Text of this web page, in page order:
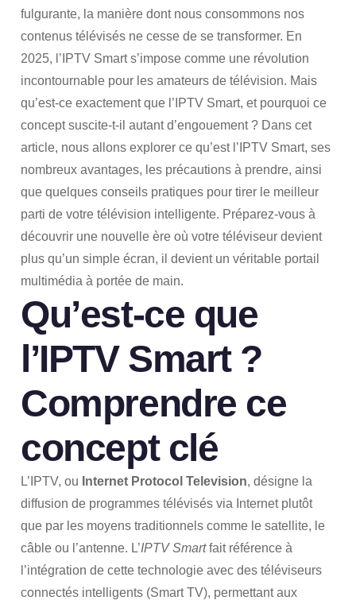
fulgurante, la manière dont nous consommons nos
contenus télévisés ne cesse de se transformer. En
2025, l’IPTV Smart s’impose comme une révolution
incontournable pour les amateurs de télévision. Mais
qu’est-ce exactement que l’IPTV Smart, et pourquoi ce
concept suscite-t-il autant d’engouement ? Dans cet
article, nous allons explorer ce qu’est l’IPTV Smart, ses
nombreux avantages, les précautions à prendre, ainsi
que quelques conseils pratiques pour tirer le meilleur
parti de votre télévision intelligente. Préparez-vous à
découvrir une nouvelle ère où votre téléviseur devient
plus qu’un simple écran, il devient un véritable portail
multimédia à portée de main.
Qu’est-ce que
l’IPTV Smart ?
Comprendre ce
concept clé
L’IPTV, ou Internet Protocol Television, désigne la
diffusion de programmes télévisés via Internet plutôt
que par les moyens traditionnels comme le satellite, le
câble ou l’antenne. L’IPTV Smartfait référence à
l’intégration de cette technologie avec des téléviseurs
connectés intelligents (Smart TV), permettant aux